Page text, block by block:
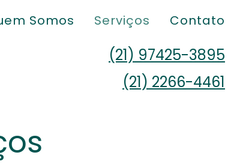
Somos Serviços Contato
(21) 97425-3895
(21) 2266-4461